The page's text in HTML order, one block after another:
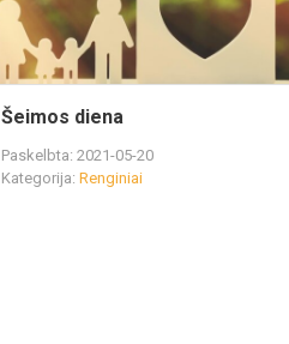
Šeimos diena
Paskelbta: 2021-05-20
Kategorija: Renginiai